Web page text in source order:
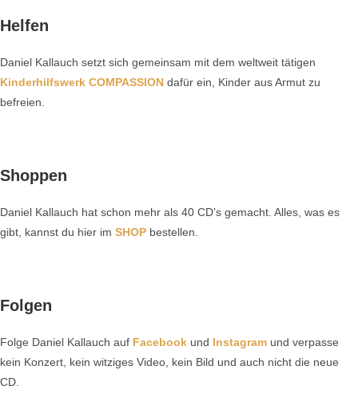
Helfen
Daniel Kallauch setzt sich gemeinsam mit dem weltweit tätigen
Kinderhilfswerk COMPASSION dafür ein, Kinder aus Armut zu
befreien.
Shoppen
Daniel Kallauch hat schon mehr als 40 CD’s gemacht. Alles, was es
gibt, kannst du hier im SHOP bestellen.
Folgen
Folge Daniel Kallauch auf Facebook und Instagram und verpasse
kein Konzert, kein witziges Video, kein Bild und auch nicht die neue
CD.